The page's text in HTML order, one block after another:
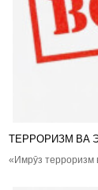
ТЕРРОРИЗМ ВА
«Имрӯз терроризм